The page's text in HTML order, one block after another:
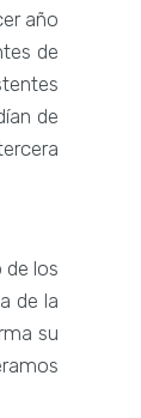
año
de
de
de los
de la
su